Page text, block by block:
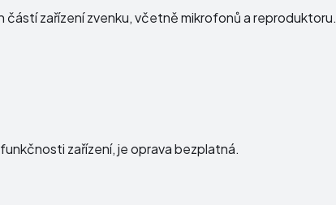
částí zařízení zvenku, včetně mikrofonů a reproduktoru.
zařízení, je oprava bezplatná.